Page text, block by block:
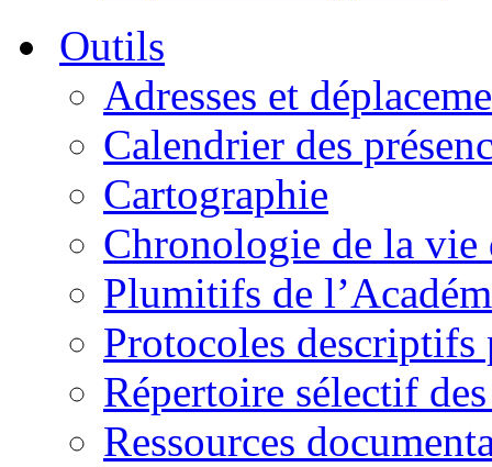
Outils
Adresses et
Calendrier des
Cartographie
Chronologie de la vie
Plumitifs de
Protocoles descriptifs
Répertoire sélectif
Ressources